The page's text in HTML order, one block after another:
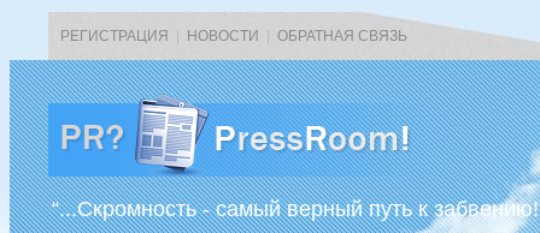
РЕГИСТРАЦИЯ НОВОСТИ ОБРАТНАЯ СВЯЗЬ
“...Скромность - самый верный путь к